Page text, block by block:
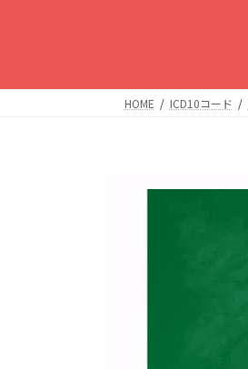
HOME ICD10コード